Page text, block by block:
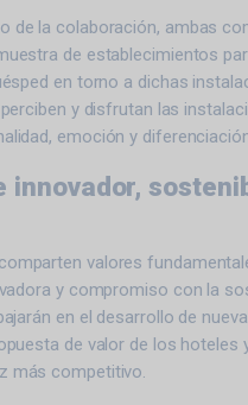
de la colaboración, ambas
de establecimientos
en torno a dichas
y disfrutan las
emoción y
innovador,
valores
y compromiso con la
en el desarrollo de
de valor de los hoteles
más competitivo.